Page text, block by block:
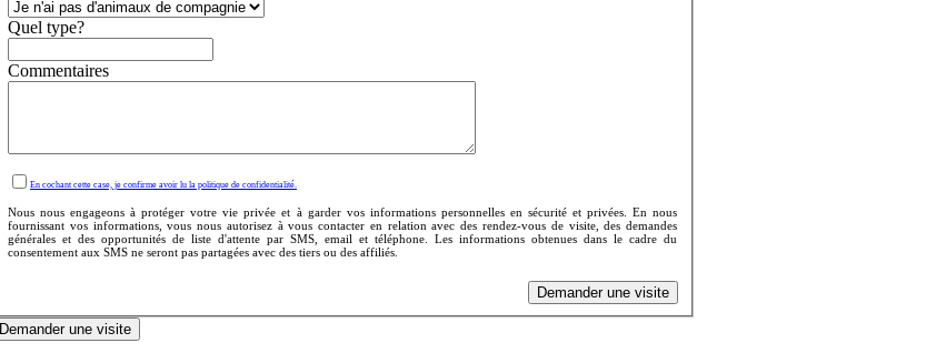
Quel type?
Commentaires
En cochant cette case, je confirme avoir lu la politique de confidentialité.
Nous nous engageons à protéger votre vie privée et à garder vos informations personnelles en sécurité et privées. En nous
fournissant vos informations, vous nous autorisez à vous contacter en relation avec des rendez-vous de visite, des demandes
générales et des opportunités de liste d'attente par SMS, email et téléphone. Les informations obtenues dans le cadre du
consentement aux SMS ne seront pas partagées avec des tiers ou des affiliés.
Demander une visite
Demander une visite